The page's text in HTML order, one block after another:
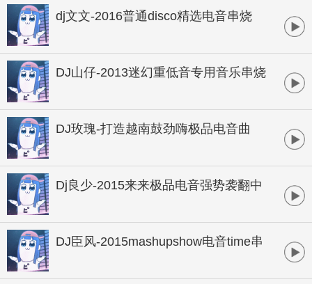
dj文文-2016普通disco精选电音串烧
DJ山仔-2013迷幻重低音专用音乐串烧
DJ玫瑰-打造越南鼓劲嗨极品电音曲
Dj良少-2015来来极品电音强势袭翻中
DJ臣风-2015mashupshow电音time串